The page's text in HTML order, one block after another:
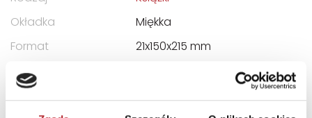
Okładka
Miękka
Format
21x150x215 mm
DANE OSOBY ODPOWIEDZIALNEJ